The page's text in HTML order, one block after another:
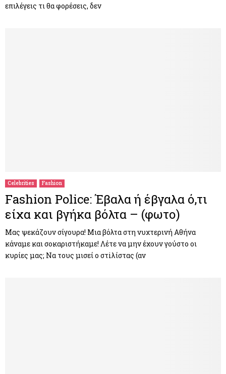
επιλέγεις τι θα φορέσεις, δεν
Celebrities Fashion
Fashion Police: Έβαλα ή έβγαλα ό,τι
είχα και βγήκα βόλτα – (φωτο)
Μας ψεκάζουν σίγουρα! Μια βόλτα στη νυχτερινή Αθήνα
κάναμε και σοκαριστήκαμε! Λέτε να μην έχουν γούστο οι
κυρίες μας; Nα τους μισεί ο στiλίστας (αν